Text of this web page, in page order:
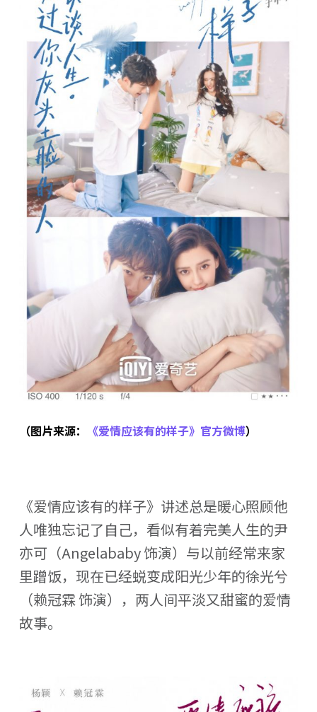
（图片来源： 《爱情应该有的样子》官方微博）
《爱情应该有的样子》讲述总是暖心照顾他
人唯独忘记了自己，看似有着完美人生的尹
亦可（Angelababy 饰演）与以前经常来家
里蹭饭，现在已经蜕变成阳光少年的徐光兮
（赖冠霖 饰演），两人间平淡又甜蜜的爱情
故事。